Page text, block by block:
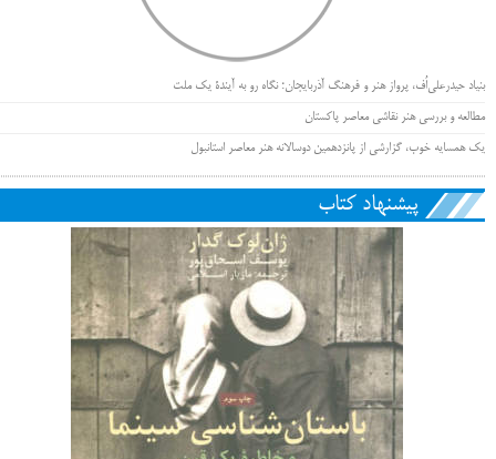
بنیاد حیدرعلی‌اُف، پرواز هنر و فرهنگ آذربایجان؛ نگاه رو به آیندۀ یک ملت
مطالعه و بررسی هنر نقاشی معاصر پاکستان
یک همسایه خوب، گزارشی از پانزدهمین دوسالانه هنر معاصر استانبول
پیشنهاد کتاب